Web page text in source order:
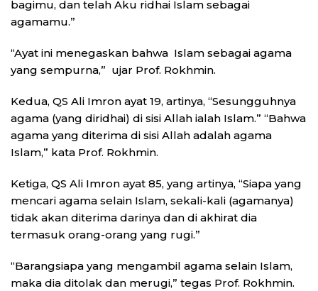
bagimu, dan telah Aku ridhai Islam sebagai
agamamu.”
“Ayat ini menegaskan bahwa Islam sebagai agama
yang sempurna,” ujar Prof. Rokhmin.
Kedua, QS Ali Imron ayat 19, artinya, “Sesungguhnya
agama (yang diridhai) di sisi Allah ialah Islam.” “Bahwa
agama yang diterima di sisi Allah adalah agama
Islam,” kata Prof. Rokhmin.
Ketiga, QS Ali Imron ayat 85, yang artinya, “Siapa yang
mencari agama selain Islam, sekali-kali (agamanya)
tidak akan diterima darinya dan di akhirat dia
termasuk orang-orang yang rugi.”
“Barangsiapa yang mengambil agama selain Islam,
maka dia ditolak dan merugi,” tegas Prof. Rokhmin.